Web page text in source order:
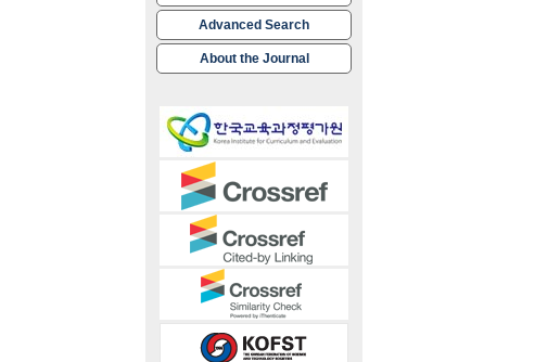
Advanced Search
About the Journal